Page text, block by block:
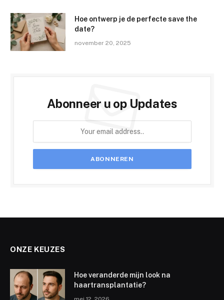
Hoe ontwerp je de perfecte save the
date?
november 20, 2025
Abonneer u op Updates
ONZE KEUZES
Hoe veranderde mijn look na
haartransplantatie?